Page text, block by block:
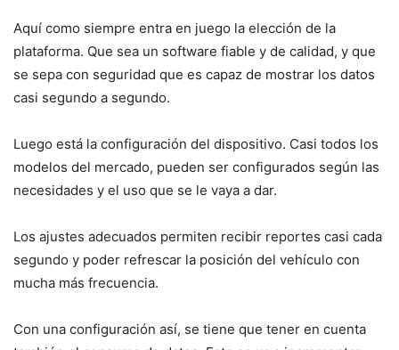
Aquí como siempre entra en juego la elección de la
plataforma. Que sea un software fiable y de calidad, y que
se sepa con seguridad que es capaz de mostrar los datos
casi segundo a segundo.
Luego está la configuración del dispositivo. Casi todos los
modelos del mercado, pueden ser configurados según las
necesidades y el uso que se le vaya a dar.
Los ajustes adecuados permiten recibir reportes casi cada
segundo y poder refrescar la posición del vehículo con
mucha más frecuencia.
Con una configuración así, se tiene que tener en cuenta